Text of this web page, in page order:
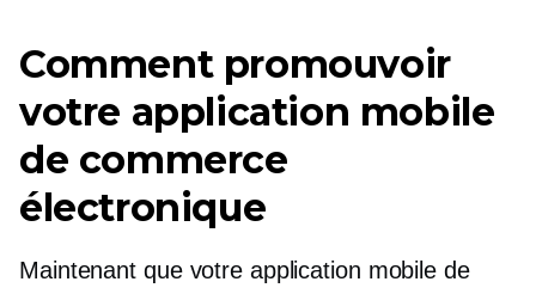
Comment promouvoir
votre application mobile
de commerce
électronique
Maintenant que votre application mobile de